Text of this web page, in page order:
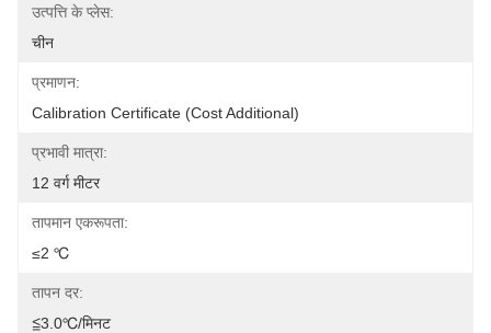
उत्पत्ति के प्लेस:
चीन
प्रमाणन:
Calibration Certificate (Cost Additional)
प्रभावी मात्रा:
12 वर्ग मीटर
तापमान एकरूपता:
≤2 ℃
तापन दर:
≦3.0℃/मिनट